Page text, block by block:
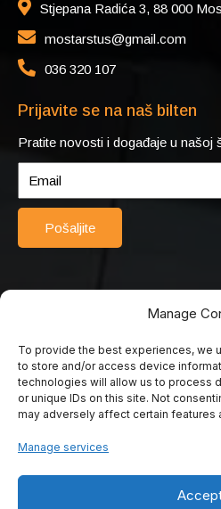
Manage
To provide the best experiences, we
to store and/or access device
technologies will allow us to process
or unique IDs on this site. Not
may adversely affect certain features
Manage services
Stjepana Radića 3, 88 000
mostarstus@gmail.com
036 320 107
Prijavite se na naš bilten
Pratite novosti i događaje u našoj
Pošaljite
© 2025 Srednja turističko-
pridržana. Web by
Srednja